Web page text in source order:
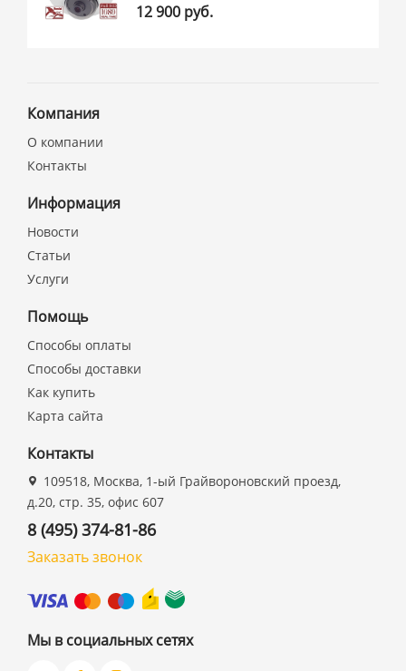
12 900 руб.
Компания
О компании
Контакты
Информация
Новости
Статьи
Услуги
Помощь
Способы оплаты
Способы доставки
Как купить
Карта сайта
Контакты
109518, Москва, 1-ый Грайвороновский проезд,
д.20, стр. 35, офис 607
8 (495) 374-81-86
Заказать звонок
Мы в социальных сетях